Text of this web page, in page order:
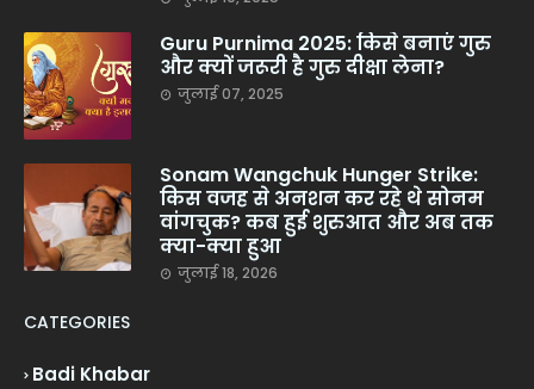
Guru Purnima 2025: किसे बनाएं गुरु
और क्यों जरूरी है गुरु दीक्षा लेना?
जुलाई 07, 2025
Sonam Wangchuk Hunger Strike:
किस वजह से अनशन कर रहे थे सोनम
वांगचुक? कब हुई शुरुआत और अब तक
क्या-क्या हुआ
जुलाई 18, 2026
CATEGORIES
Badi Khabar